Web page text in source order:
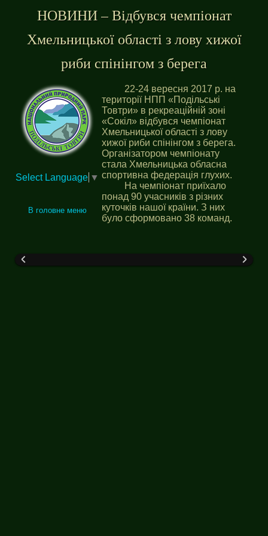
НОВИНИ – Відбувся чемпіонат
Хмельницької області з лову хижої
риби спінінгом з берега
Select Language ▼
В головне меню
22-24 вересня 2017 р. на
території НПП «Подільські
Товтри» в рекреаційній зоні
«Сокіл» відбувся чемпіонат
Хмельницької області з лову
хижої риби спінінгом з берега.
Організатором чемпіонату
стала Хмельницька обласна
спортивна федерація глухих.
На чемпіонат приїхало
понад 90 учасників з різних
куточків нашої країни. З них
було сформовано 38 команд.